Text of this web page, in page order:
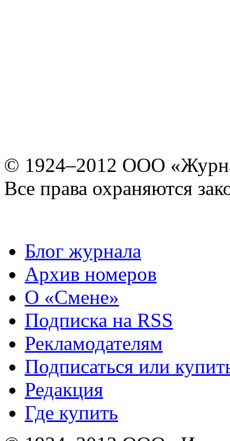
© 1924–2012 ООО
Все права охраняются
Блог журнала
Архив номеров
О «Смене»
Подписка на RSS
Рекламодателям
Подписаться или
Редакция
Где купить